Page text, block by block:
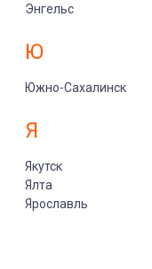
Энгельс
Ю
Южно-Сахалинск
Я
Якутск
Ялта
Ярославль